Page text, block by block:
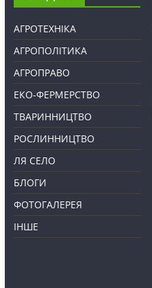
АГРОТЕХНІКА
АГРОПОЛІТИКА
АГРОПРАВО
ЕКО-ФЕРМЕРСТВО
ТВАРИННИЦТВО
РОСЛИННИЦТВО
ЛЯ СЕЛО
БЛОГИ
ФОТОГАЛЕРЕЯ
ІНШЕ